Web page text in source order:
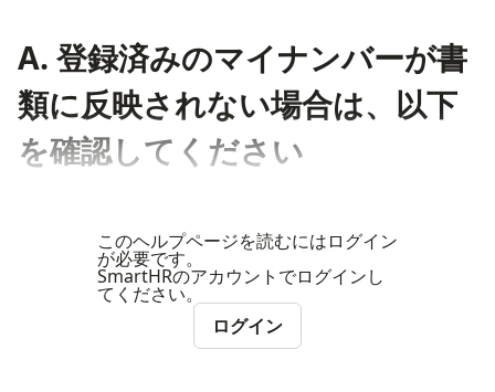
A. 登録済みのマイナンバーが書
類に反映されない場合は、以下
を確認してください
このヘルプページを読むにはログイン
が必要です。
SmartHRのアカウントでログインし
てください。
ログイン